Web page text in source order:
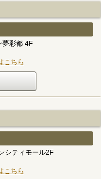
夢彩都 4F
こちら
シティモール2F
こちら